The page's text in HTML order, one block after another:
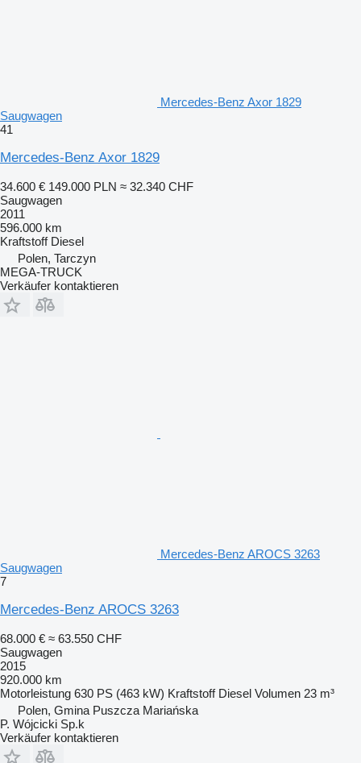
Mercedes-Benz Axor 1829
Saugwagen
41
Mercedes-Benz Axor 1829
34.600 € 149.000 PLN ≈ 32.340 CHF
Saugwagen
2011
596.000 km
Kraftstoff Diesel
Polen, Tarczyn
MEGA-TRUCK
Verkäufer kontaktieren
Mercedes-Benz AROCS 3263
Saugwagen
7
Mercedes-Benz AROCS 3263
68.000 € ≈ 63.550 CHF
Saugwagen
2015
920.000 km
Motorleistung 630 PS (463 kW) Kraftstoff Diesel Volumen 23 m³
Polen, Gmina Puszcza Mariańska
P. Wójcicki Sp.k
Verkäufer kontaktieren